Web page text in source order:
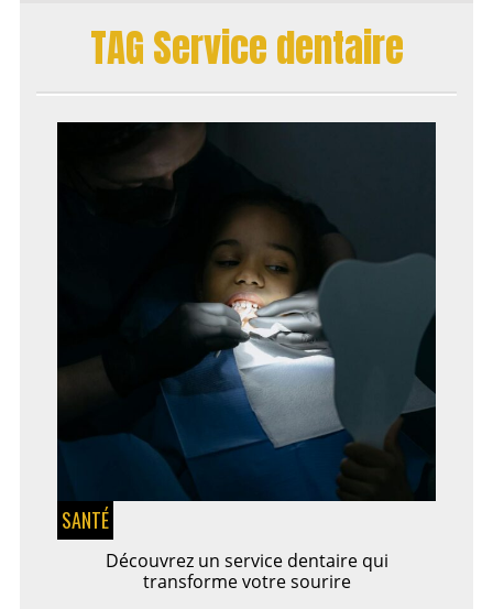
EN
COMPTE
DE
SERVICE
INTERNET
TAG Service dentaire
SANTÉ
Découvrez un service dentaire qui
transforme votre sourire